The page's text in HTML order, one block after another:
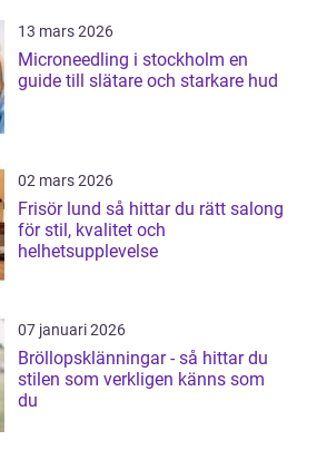
13 mars 2026
Microneedling i stockholm en
guide till slätare och starkare hud
02 mars 2026
Frisör lund så hittar du rätt salong
för stil, kvalitet och
helhetsupplevelse
07 januari 2026
Bröllopsklänningar - så hittar du
stilen som verkligen känns som
du